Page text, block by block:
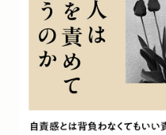
３ 母性愛と罪悪感・自責感
反出生主義／虐待の影響と
４ 第三者の介入
最良の第三者は、父である
第４章 逆算の育児
2025/04/29
リアルサウンド ブックで紹
健さん）「カオスでしかない